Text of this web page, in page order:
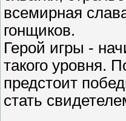
всемирная
гонщиков.
Герой игры -
такого уровня.
предстоит
стать